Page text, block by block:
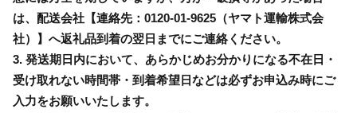
は、配送会社【連絡先：0120-01-9625（ヤマト運輸株式会
社）】へ返礼品到着の翌日までにご連絡ください。
3. 発送期日内において、あらかじめお分かりになる不在日・
受け取れない時間帯・到着希望日などは必ずお申込み時にご
入力をお願いいたします。